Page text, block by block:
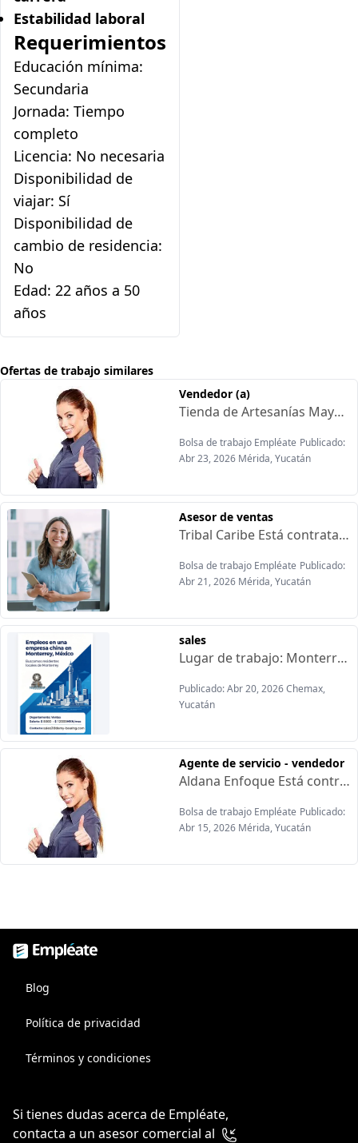
Estabilidad laboral
Requerimientos
Educación mínima:
Secundaria
Jornada: Tiempo
completo
Licencia: No necesaria
Disponibilidad de
viajar: Sí
Disponibilidad de
cambio de residencia:
No
Edad: 22 años a 50
años
Ofertas de trabajo similares
Vendedor (a)
Tienda de Artesanías Mayan Está contratando:Requisitos:-Experiencia en el puesto-Gusto por trato con la gente-Excelente actitud de servicio-Disponibilidad de horarioOfrecen:-Sueldo base quincenal-Pago de comisiones semanales-Buen ambiente de trabajo
Bolsa de trabajo Empléate Publicado:
Abr 23, 2026 Mérida, Yucatán
Asesor de ventas
Tribal Caribe Está contratando:Requisitos:-Génerp indistinto-Capacidad analitica-Experiencia en ventas por comisión-Mayor de q6 años-Atención al cliente-Contar con computadora o teléfono gama mediaOfrecen:-Comisiones sin tope-Trabajo desde casa-Incentivos-Buen ambiente laboral
Bolsa de trabajo Empléate Publicado:
Abr 21, 2026 Mérida, Yucatán
sales
Lugar de trabajo: Monterrey / Ciudad de MéxicoRecursos y experienciaConocimiento profundo del mercado de rodamientos en Latinoamérica. Se valorará positivamente contar con agentes comerciales de rodamientos o experiencia en expansión de canales de distribución.Se prefiere personal con experiencia: más de 1 año en comercio transfronterizo o desarrollo de mercados, y buen conocimiento del marco normativo y hábitos de consumo de México.Conocimiento del sectorGran capacidad de análisis de tendencias del sector de rodamientos, respuesta ágil a cambios del mercado y capacidad para diseñar estrategias comerciales adaptadas.Competencias profesionalesActitud positiva, excelentes habilidades de comunicación y coordinación, capacidad de ejecutar eficientemente las estrategias empresariales y adaptarse al entorno de colaboración transfronteriza.Idioma y residenciaEl español es idioma laboral indispensable.Residencia fija en Ciudad de México o Monterrey.
Publicado: Abr 20, 2026 Chemax,
Yucatán
Agente de servicio - vendedor
Aldana Enfoque Está contratando:Requisitos:-Experiencia en retail, moda-Atención al cliente-Pasión por el estilo y servicio-Comunicación clara y trabajo en el equipo-Disponibilidad para horarios rotativosOfrecen:-Experiencia en moda-Sueldo competitivo acorde al puesto-Oportunidad de crecimiento en una marca global-Ambiente de moda y estilo desde tu imagen cuenta
Bolsa de trabajo Empléate Publicado:
Abr 15, 2026 Mérida, Yucatán
Empléate, bolsa de trabajo
Blog
Política de privacidad
Términos y condiciones
Si tienes dudas acerca de Empléate,
contacta a un asesor comercial al